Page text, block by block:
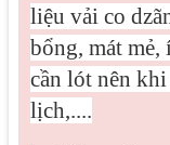
liệu vải co
bổng, mát
cần lót nên khi
lịch,....